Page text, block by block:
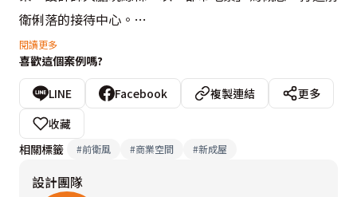
衛俐落的接待中心。
設計師破除制式的空間線條表現，延伸外牆多角立體切割
角度，呈現在迎賓櫃檯的立面處，並於背牆結合光影投
射，展現質材紋路肌理的多樣化，同樣的立體鑿刻手法蔓
延至立面實牆，讓空間多了層次律動，進而隱藏通往各機
打造磅礡大器的藝術主牆。
閱讀更多
喜歡這個案例嗎?
LINE Facebook 複製連結
更多
收藏
相關標籤
#前衛風 #商業空間 #新成屋
設計團隊